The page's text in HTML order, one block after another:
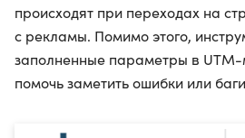
происходят при переходах на
с рекламы. Помимо этого,
заполненные параметры в UTM-
помочь заметить ошибки или